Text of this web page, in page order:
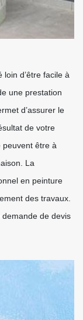
loin d’être facile à
une prestation
d’assurer le
de votre
peuvent être à
La
en peinture
des travaux.
de devis